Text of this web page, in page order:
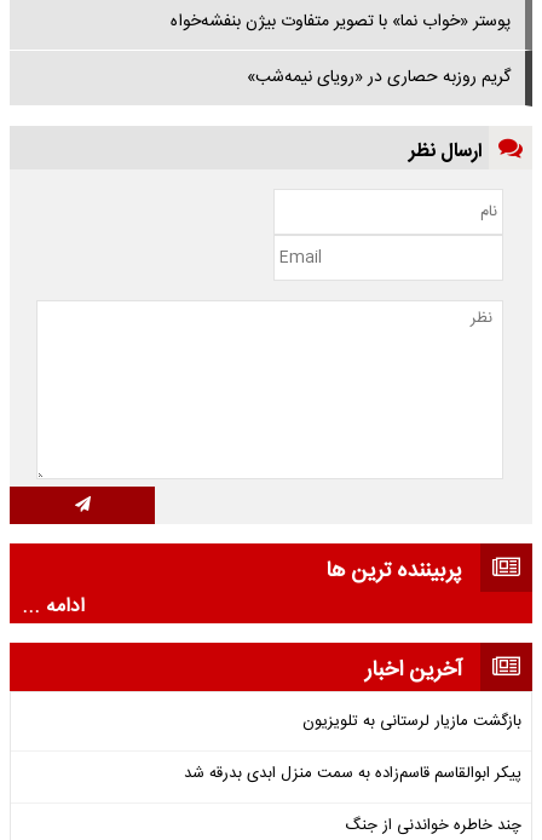
پوستر «خواب نما» با تصویر متفاوت بیژن بنفشه‌خواه
گریم روزبه حصاری در «رویای نیمه‌شب»
ارسال نظر
پربیننده ترین ها
ادامه ...
آخرین اخبار
بازگشت مازیار لرستانی به تلویزیون
پیکر ابوالقاسم قاسم‌زاده به سمت منزل ابدی بدرقه شد
چند خاطره خواندنی از جنگ